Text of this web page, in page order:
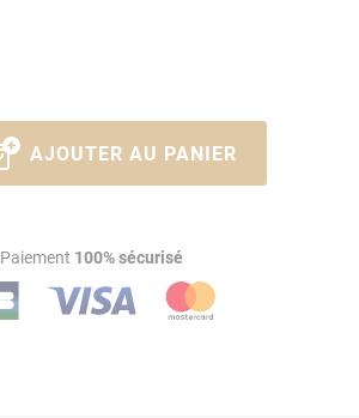
AJOUTER AU PANIER
Paiement 100% sécurisé